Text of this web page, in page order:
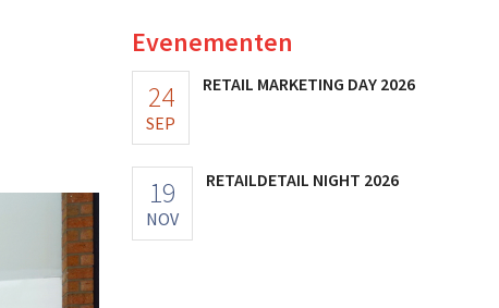
Evenementen
24
SEP
RETAIL MARKETING DAY 2026
19
NOV
RETAILDETAIL NIGHT 2026